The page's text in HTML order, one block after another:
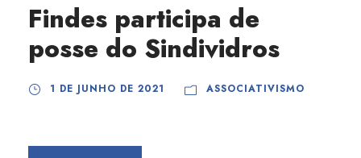
Findes participa de
posse do Sindividros
1 DE JUNHO DE 2021 ASSOCIATIVISMO